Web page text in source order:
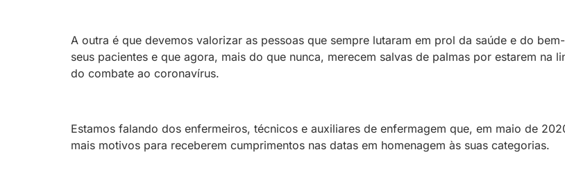
A outra é que devemos valorizar as pessoas que sempre lutaram em prol da saúde e do
seus pacientes e que agora, mais do que nunca, merecem salvas de palmas por estarem na
do combate ao coronavírus.
Estamos falando dos enfermeiros, técnicos e auxiliares de enfermagem que, em maio de
mais motivos para receberem cumprimentos nas datas em homenagem às suas categorias.